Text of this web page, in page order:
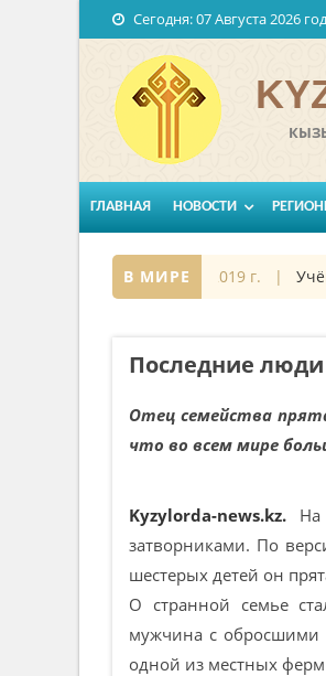
Сегодня:07 Августа 2026
ГЛАВНАЯ НОВОСТИ
В МИРЕ
27 октябрь 2019 г. |
Последние люди
Отец семейства
что во всем мире
Kyzylorda-news.kz. На
затворниками. По
шестерых детей он
О странной семье
мужчина с обросшими
одной из местных